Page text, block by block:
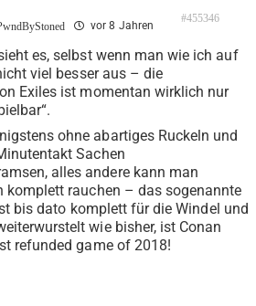
vor 8 Jahren
#455346
es, selbst wenn man wie ich auf
viel besser aus – die
Exiles ist momentan wirklich nur
ohne abartiges Ruckeln und
Sachen
alles andere kann man
komplett rauchen – das sogenannte
bis dato komplett für die Windel und
wie bisher, ist Conan
refunded game of 2018!